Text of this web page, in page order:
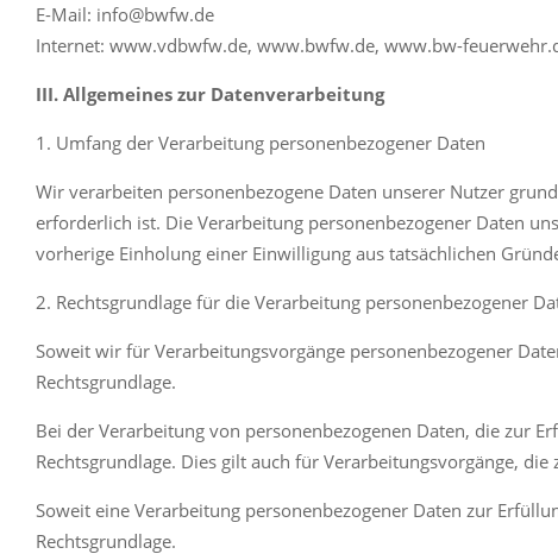
E-Mail: info@bwfw.de
Internet: www.vdbwfw.de, www.bwfw.de, www.bw-
III. Allgemeines zur Datenverarbeitung
1. Umfang der Verarbeitung personenbezogener Daten
Wir verarbeiten personenbezogene Daten unserer Nutzer
erforderlich ist. Die Verarbeitung personenbezogener Daten
vorherige Einholung einer Einwilligung aus tatsächlichen
2. Rechtsgrundlage für die Verarbeitung personenbezogener
Soweit wir für Verarbeitungsvorgänge personenbezogener
Rechtsgrundlage.
Bei der Verarbeitung von personenbezogenen Daten, die zur
Rechtsgrundlage. Dies gilt auch für Verarbeitungsvorgänge,
Soweit eine Verarbeitung personenbezogener Daten zur
Rechtsgrundlage.